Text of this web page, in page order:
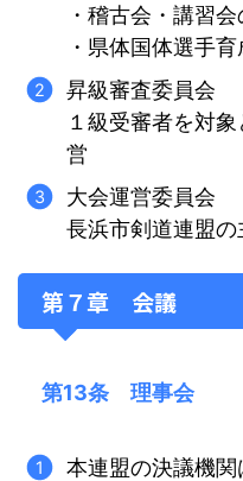
・稽古会・講習
・県体国体選手
昇級審査委員会
１級受審者を対
営
大会運営委員会
長浜市剣道連盟
第７章 会議
第13条 理事会
本連盟の決議機関